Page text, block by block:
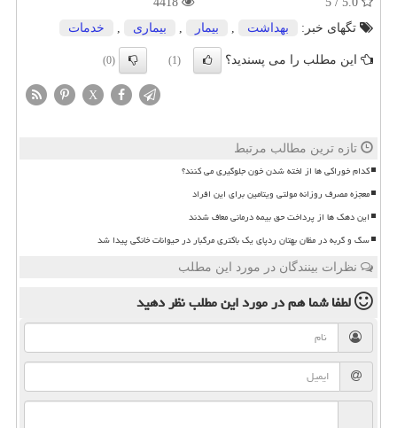
تگهای خبر:
بهداشت بیمار بیماری خدمات
این مطلب را می پسندید؟ (1)
(0)
X
تازه ترین مطالب مرتبط
کدام خوراکی ها از لخته شدن خون جلوگیری می کنند؟
معجزه مصرف روزانه مولتی ویتامین برای این افراد
این دهک ها از پرداخت حق بیمه درمانی معاف شدند
سگ و گربه در مظان بهتان ردپای یک باکتری مرگبار در حیوانات خانگی پیدا شد
نظرات بینندگان در مورد این مطلب
لطفا شما همدر مورد این مطلبنظر دهید